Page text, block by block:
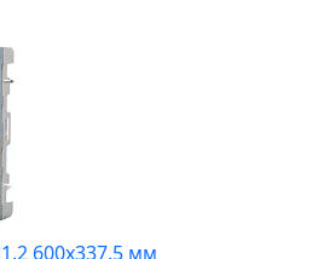
600х337.5 мм